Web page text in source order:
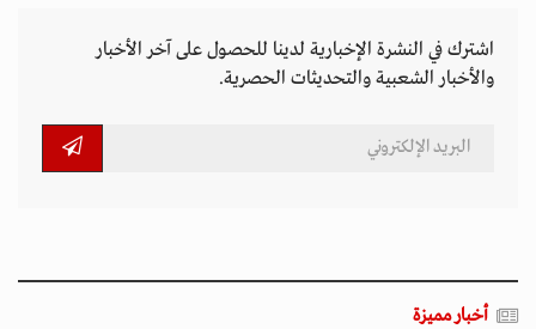
اشترك في النشرة الإخبارية لدينا للحصول على آخر الأخبار
والأخبار الشعبية والتحديثات الحصرية.
أخبار مميزة